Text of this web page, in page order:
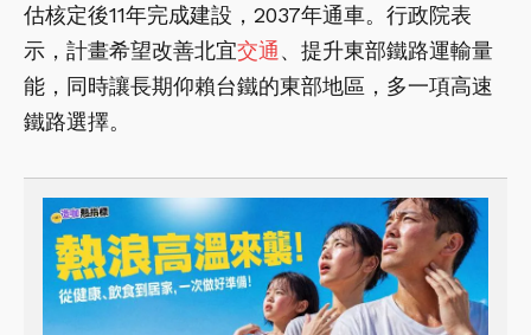
估核定後11年完成建設，2037年通車。行政院表
示，計畫希望改善北宜交通、提升東部鐵路運輸量
能，同時讓長期仰賴台鐵的東部地區，多一項高速
鐵路選擇。